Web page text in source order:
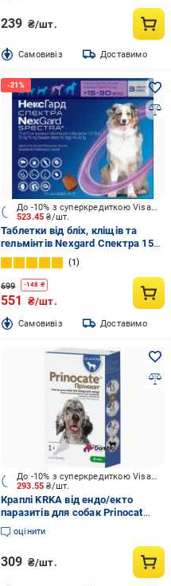
239 ₴/шт.
Cамовивіз Доставимо
523.45₴/шт.
До -10% з суперкредиткою Visa Вигода
Таблетки від бліх, кліщів та
гельмінтів Nexgard Спектра 15-
30 кг (l) 3 шт.(за 1 табл.,)
1
699 -148 ₴
551 ₴/шт.
Cамовивіз Доставимо
293.55₴/шт.
До -10% з суперкредиткою Visa Вигода
Краплі KRKA від ендо/екто
паразитів для собак Prinocat
вага 25-40кг (за 1 п-тку 4мл 3 в
уп)
оцінити
309 ₴/шт.